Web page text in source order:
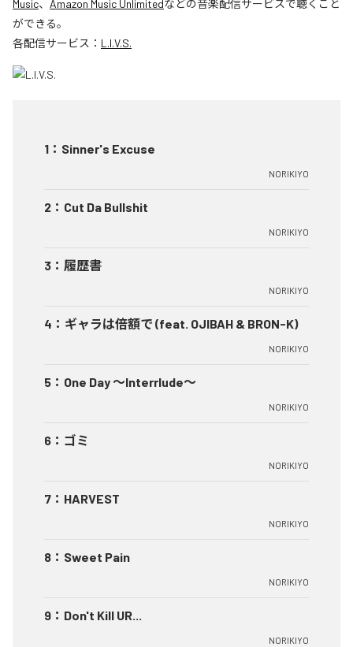
Music、 Amazon Music Unlimitedなどの音楽配信サービスで聴くこと
ができる。
各配信サービス： L.I.V.S.
1 ： Sinner's Excuse
NORIKIYO
2 ： Cut Da Bullshit
NORIKIYO
3 ： 履歴書
NORIKIYO
4 ： ギャラは倍額で (feat. OJIBAH & BRON-K)
NORIKIYO
5 ： One Day ～Interrlude～
NORIKIYO
6 ： ゴミ
NORIKIYO
7 ： HARVEST
NORIKIYO
8 ： Sweet Pain
NORIKIYO
9 ： Don't Kill UR...
NORIKIYO